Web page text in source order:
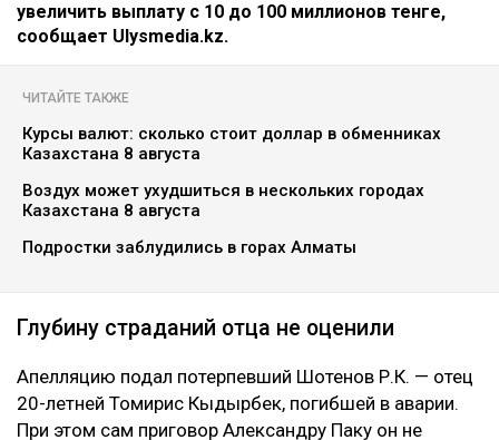
увеличить выплату с 10 до 100 миллионов тенге,
сообщает Ulysmedia.kz.
ЧИТАЙТЕ ТАКЖЕ
Курсы валют: сколько стоит доллар в обменниках
Казахстана 8 августа
Воздух может ухудшиться в нескольких городах
Казахстана 8 августа
Подростки заблудились в горах Алматы
Глубину страданий отца не оценили
Апелляцию подал потерпевший Шотенов Р.К. — отец
20-летней Томирис Кыдырбек, погибшей в аварии.
При этом сам приговор Александру Паку он не